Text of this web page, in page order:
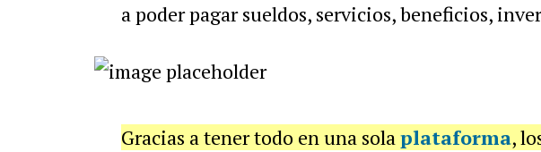
a poder pagar sueldos, servicios, beneficios,
Gracias a tener todo en una solaplataforma,